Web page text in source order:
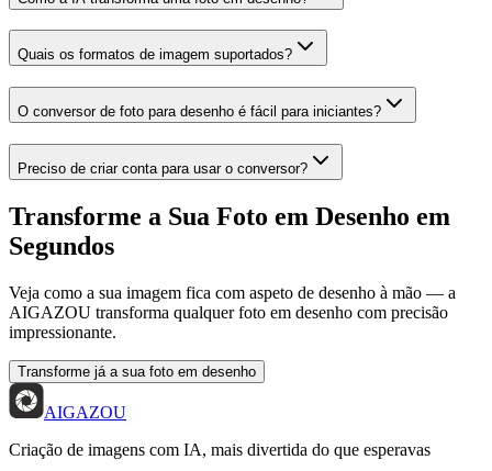
Quais os formatos de imagem suportados?
O conversor de foto para desenho é fácil para iniciantes?
Preciso de criar conta para usar o conversor?
Transforme a Sua Foto em Desenho em
Segundos
Veja como a sua imagem fica com aspeto de desenho à mão — a
AIGAZOU transforma qualquer foto em desenho com precisão
impressionante.
Transforme já a sua foto em desenho
AIGAZOU
Criação de imagens com IA, mais divertida do que esperavas